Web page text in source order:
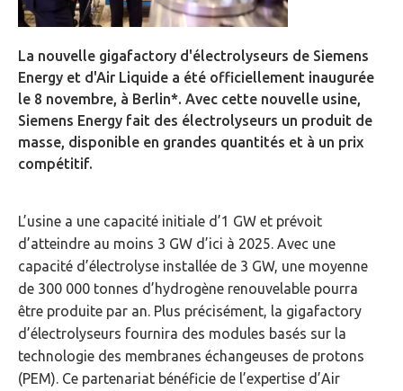
La nouvelle gigafactory d'électrolyseurs de Siemens
Energy et d'Air Liquide a été officiellement inaugurée
le 8 novembre, à Berlin*. Avec cette nouvelle usine,
Siemens Energy fait des électrolyseurs un produit de
masse, disponible en grandes quantités et à un prix
compétitif.
L’usine a une capacité initiale d’1 GW et prévoit
d’atteindre au moins 3 GW d’ici à 2025. Avec une
capacité d’électrolyse installée de 3 GW, une moyenne
de 300 000 tonnes d’hydrogène renouvelable pourra
être produite par an. Plus précisément, la gigafactory
d’électrolyseurs fournira des modules basés sur la
technologie des membranes échangeuses de protons
(PEM). Ce partenariat bénéficie de l’expertise d’Air